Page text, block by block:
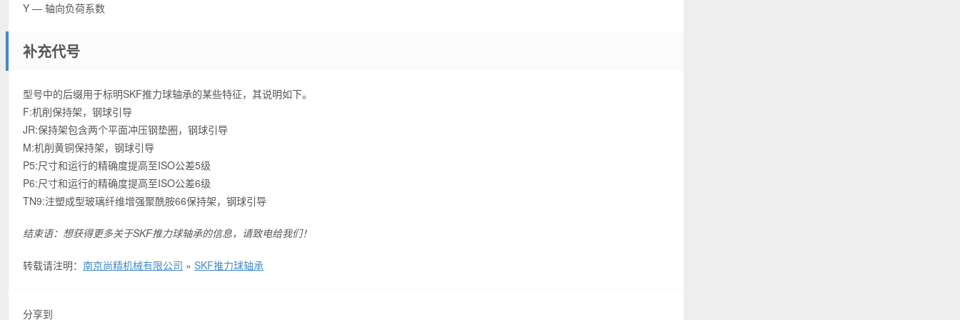
Y — 轴向负荷系数
补充代号
型号中的后缀用于标明SKF推力球轴承的某些特征，其说明如下。
F:机削保持架，钢球引导
JR:保持架包含两个平面冲压钢垫圈，钢球引导
M:机削黄铜保持架，钢球引导
P5:尺寸和运行的精确度提高至ISO公差5级
P6:尺寸和运行的精确度提高至ISO公差6级
TN9:注塑成型玻璃纤维增强聚酰胺66保持架，钢球引导
结束语：想获得更多关于SKF推力球轴承的信息，请致电给我们！
转载请注明： 南京尚精机械有限公司 » SKF推力球轴承
分享到